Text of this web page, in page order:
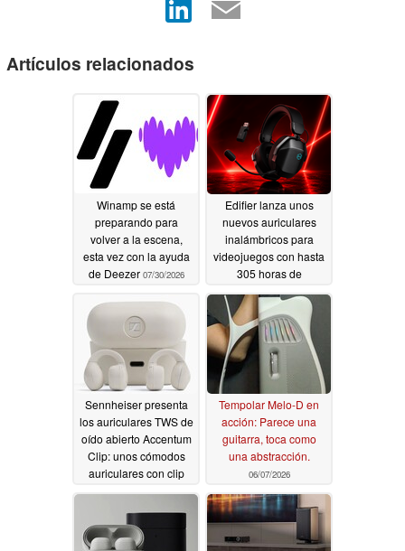
Artículos relacionados
Winamp se está
preparando para
volver a la escena,
esta vez con la ayuda
de Deezer 07/30/2026
Edifier lanza unos
nuevos auriculares
inalámbricos para
videojuegos con hasta
305 horas de
autonomía07/02/2026
Sennheiser presenta
los auriculares TWS de
oído abierto Accentum
Clip: unos cómodos
auriculares con clip
que ofrecen
de alta resolución
06/19/2026
Tempolar Melo-D en
acción: Parece una
guitarra, toca como
una abstracción.
06/07/2026